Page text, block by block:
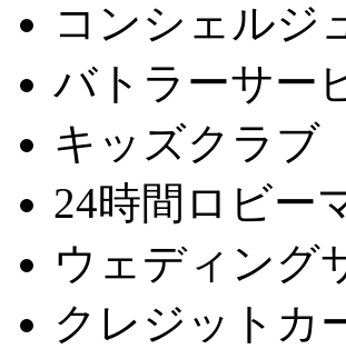
コンシェルジ
バトラーサー
キッズクラブ
24時間ロビー
ウェディング
クレジットカ